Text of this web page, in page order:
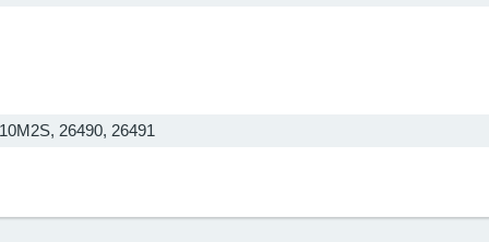
26490, 26491